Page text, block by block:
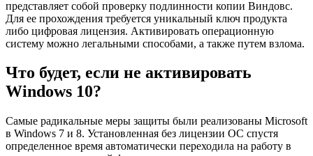
представляет собой проверку подлинности копии Виндовс.
Для ее прохождения требуется уникальный ключ продукта
либо цифровая лицензия. Активировать операционную
систему можно легальными способами, а также путем взлома.
Что будет, если не активировать
Windows 10?
Самые радикальные меры защиты были реализованы Microsoft
в Windows 7 и 8. Установленная без лицензии ОС спустя
определенное время автоматически переходила на работу в